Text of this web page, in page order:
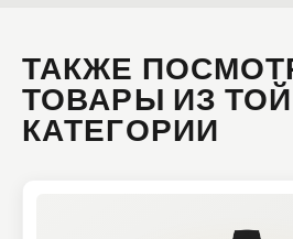
ТАКЖЕ
ТОВАРЫ ИЗ
КАТЕГОРИИ